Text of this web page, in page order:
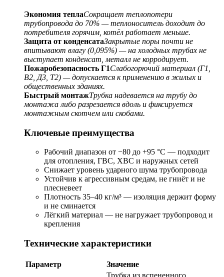
Экономия теплаСокращает теплопотери
трубопровода до 70% — теплоноситель доходит до
потребителя горячим, котёл работает меньше.
Защита от конденсатаЗакрытые поры почти не
впитывают влагу (0,095%) — на холодных трубах не
выступает конденсат, металл не корродирует.
Пожаробезопасность Г1Слабогорючий материал (Г1,
В2, Д3, Т2) — допускается к применению в жилых и
общественных зданиях.
Быстрый монтажТрубка надевается на трубу до
монтажа либо разрезается вдоль и фиксируется
монтажным скотчем или скобами.
Ключевые преимущества
Рабочий диапазон от −80 до +95 °C — подходит
для отопления, ГВС, ХВС и наружных сетей
Снижает уровень ударного шума трубопровода
Устойчив к агрессивным средам, не гниёт и не
плесневеет
Плотность 35–40 кг/м³ — изоляция держит форму
и не сминается
Лёгкий материал — не нагружает трубопровод и
крепления
Технические характеристики
Параметр
Значение
Трубка из вспененного